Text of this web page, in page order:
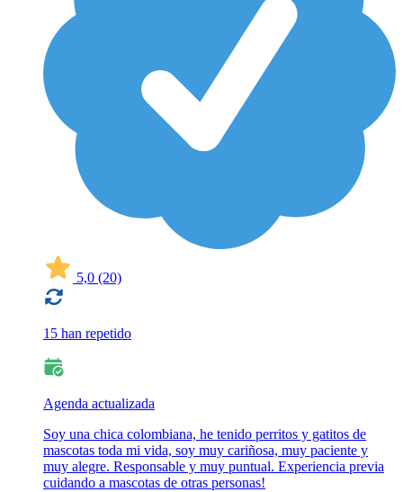
5,0 (20)
15 han repetido
Agenda actualizada
Soy una chica colombiana, he tenido perritos y gatitos de
mascotas toda mi vida, soy muy cariñosa, muy paciente y
muy alegre. Responsable y muy puntual. Experiencia previa
cuidando a mascotas de otras personas!